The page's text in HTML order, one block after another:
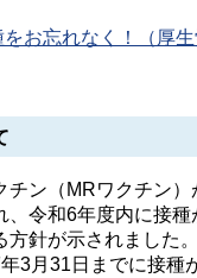
お忘れなく！（厚
ン（MRワクチン
令和6年度内に接
針が示されました
3月31日までに接種